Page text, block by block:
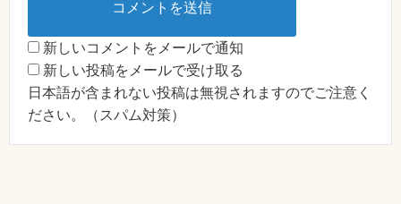
新しいコメントをメールで通知
新しい投稿をメールで受け取る
日本語が含まれない投稿は無視されますのでご注意く
ださい。（スパム対策）